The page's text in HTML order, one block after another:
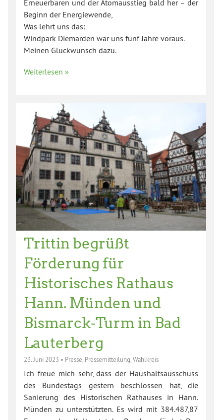
Erneuerbaren und der Atomausstieg bald her – der
Beginn der Energiewende,
Was lehrt uns das:
Windpark Diemarden war uns fünf Jahre voraus.
Meinen Glückwunsch dazu.
Weiterlesen »
Trittin begrüßt
Förderung für
Historisches Rathaus
Hann. Münden und
Bismarck-Turm in Bad
Lauterberg
23. Juni 2023 • Presse Pressemitteilung Wahlkreis
Ich freue mich sehr, dass der Haushaltsausschuss
des Bundestags gestern beschlossen hat, die
Sanierung des Historischen Rathauses in Hann.
Münden zu unterstützten. Es wird mit 384.487,87